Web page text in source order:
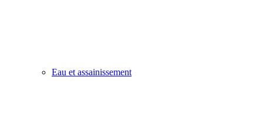
Eau et assainissement